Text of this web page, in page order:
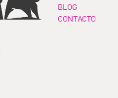
BLOG
CONTACTO